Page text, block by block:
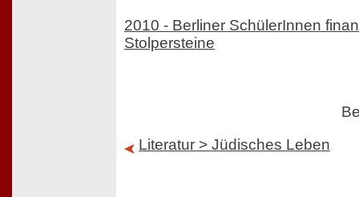
2010 - Berliner SchülerInnen
Stolpersteine
Literatur > Jüdisches Leben